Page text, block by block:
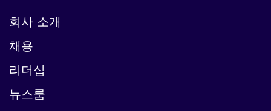
회사 소개
채용
리더십
뉴스룸